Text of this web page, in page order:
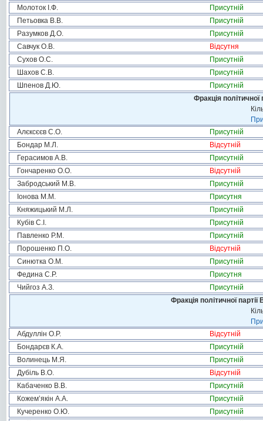
Молоток І.Ф.
Присутній
Петьовка В.В.
Присутній
Разумков Д.О.
Присутній
Савчук О.В.
Відсутня
Сухов О.С.
Присутній
Шахов С.В.
Присутній
Шпенов Д.Ю.
Присутній
Фракція
Алєксєєв С.О.
Присутній
Бондар М.Л.
Відсутній
Герасимов А.В.
Присутній
Гончаренко О.О.
Відсутній
Забродський М.В.
Присутній
Іонова М.М.
Присутня
Княжицький М.Л.
Присутній
Кубів С.І.
Присутній
Павленко Р.М.
Присутній
Порошенко П.О.
Відсутній
Синютка О.М.
Присутній
Федина С.Р.
Присутня
Чийгоз А.З.
Присутній
Фракція політичної
Абдуллін О.Р.
Відсутній
Бондарєв К.А.
Присутній
Волинець М.Я.
Присутній
Дубіль В.О.
Відсутній
Кабаченко В.В.
Присутній
Кожем’якін А.А.
Присутній
Кучеренко О.Ю.
Присутній